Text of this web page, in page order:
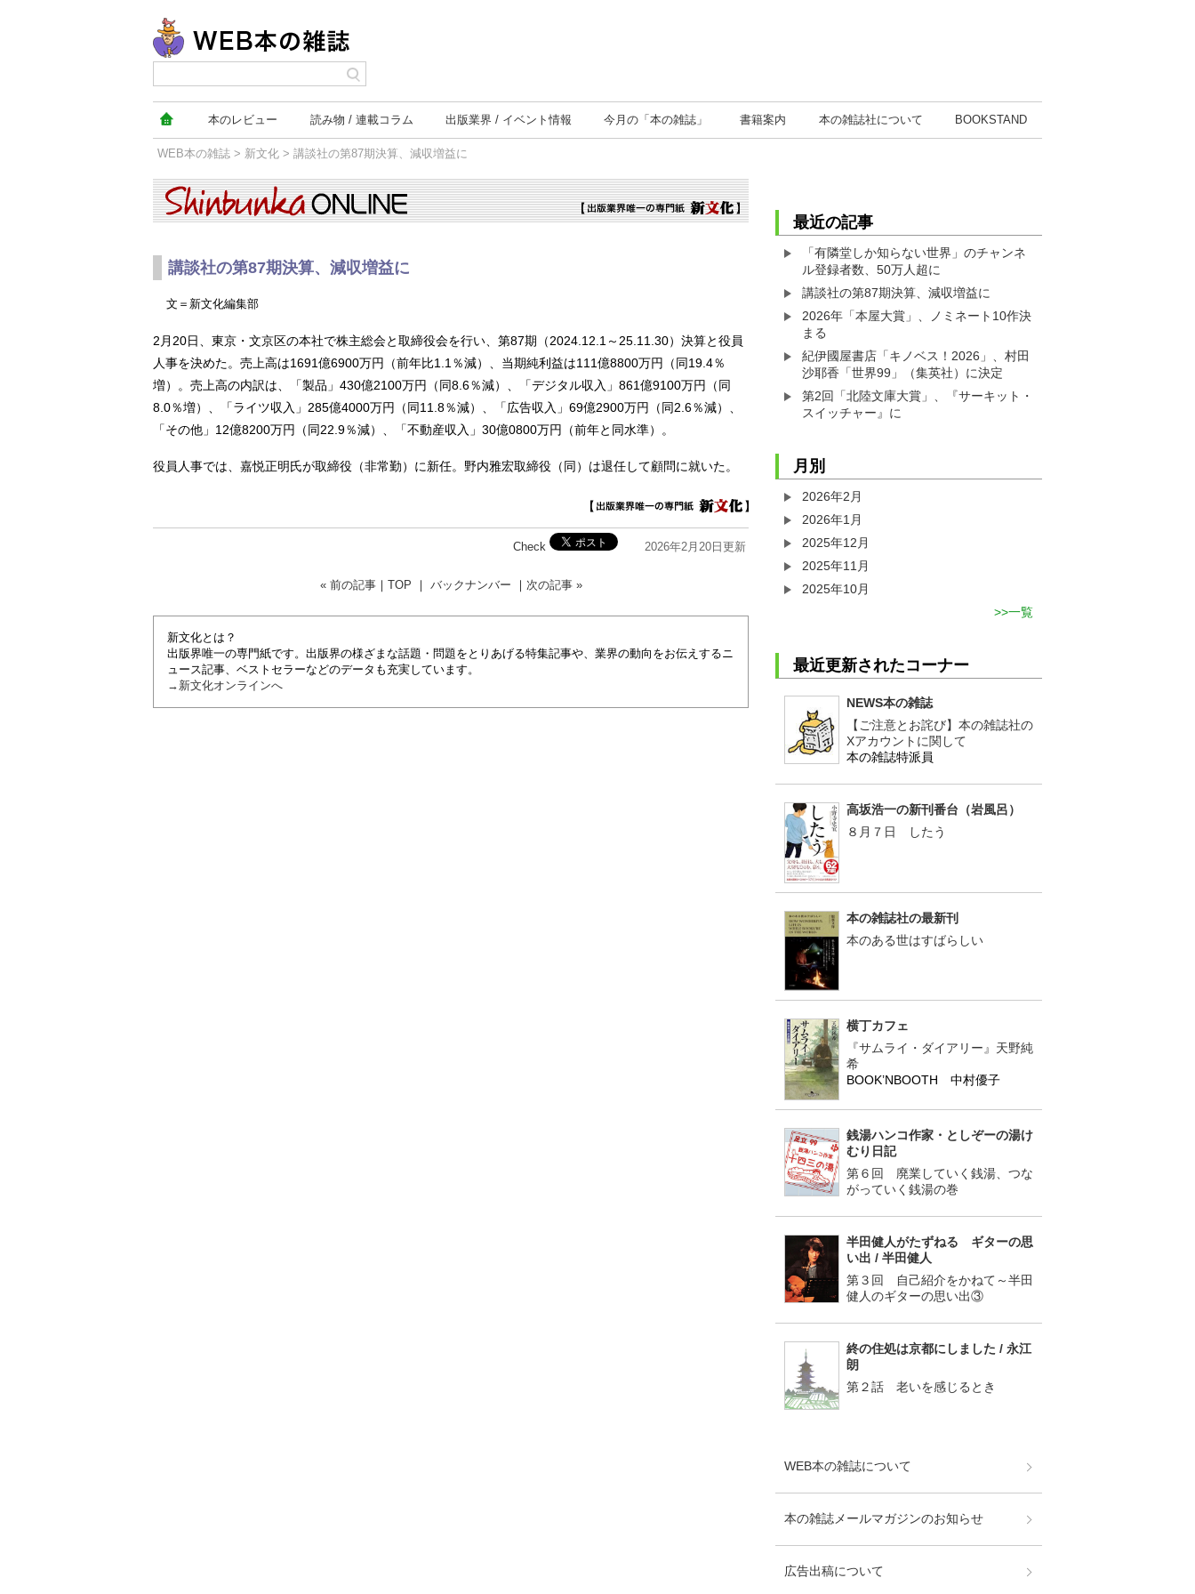
本のレビュー 読み物 連載コラム 出版業界 イベント情報 今月の 「本の雑誌」 書籍案内 本の雑誌社について BOOKSTAND
WEB本の雑誌 > 新文化 > 講談社の第87期決算、減収増益に
講談社の第87期決算、減収増益に
文＝新文化編集部
2月20日、東京・文京区の本社で株主総会と取締役会を行い、第87期（2024.12.1～25.11.30）決算と役員
人事を決めた。売上高は1691億6900万円（前年比1.1％減）、当期純利益は111億8800万円（同19.4％
増）。売上高の内訳は、「製品」430億2100万円（同8.6％減）、「デジタル収入」861億9100万円（同
8.0％増）、「ライツ収入」285億4000万円（同11.8％減）、「広告収入」69億2900万円（同2.6％減）、
「その他」12億8200万円（同22.9％減）、「不動産収入」30億0800万円（前年と同水準）。
役員人事では、嘉悦正明氏が取締役（非常勤）に新任。野内雅宏取締役（同）は退任して顧問に就いた。
Check 2026年2月20日更新
« 前の記事｜ TOP ｜ バックナンバー ｜ 次の記事 »
新文化とは？
出版界唯一の専門紙です。出版界の様ざまな話題・問題をとりあげる特集記事や、業界の動向をお伝えするニ
ュース記事、ベストセラーなどのデータも充実しています。
→新文化オンラインへ
最近の記事
「有隣堂しか知らない世界」のチャンネ
ル登録者数、50万人超に
講談社の第87期決算、減収増益に
2026年「本屋大賞」、ノミネート10作決
まる
紀伊國屋書店「キノベス！2026」、村田
沙耶香「世界99」（集英社）に決定
第2回「北陸文庫大賞」、『サーキット・
スイッチャー』に
月別
2026年2月
2026年1月
2025年12月
2025年11月
2025年10月
一覧
最近更新されたコーナー
NEWS本の雑誌
【ご注意とお詫び】本の雑誌社の
Xアカウントに関して
本の雑誌特派員
高坂浩一の新刊番台（岩風呂）
８月７日 したう
本の雑誌社の最新刊
本のある世はすばらしい
横丁カフェ
『サムライ・ダイアリー』天野純
希
BOOK’NBOOTH 中村優子
銭湯ハンコ作家・としぞーの湯け
むり日記
第６回 廃業していく銭湯、つな
がっていく銭湯の巻
半田健人がたずねる ギターの思
い出 / 半田健人
第３回 自己紹介をかねて～半田
健人のギターの思い出③
終の住処は京都にしました / 永江
朗
第２話 老いを感じるとき
WEB本の雑誌について
本の雑誌メールマガジンのお知らせ
広告出稿について